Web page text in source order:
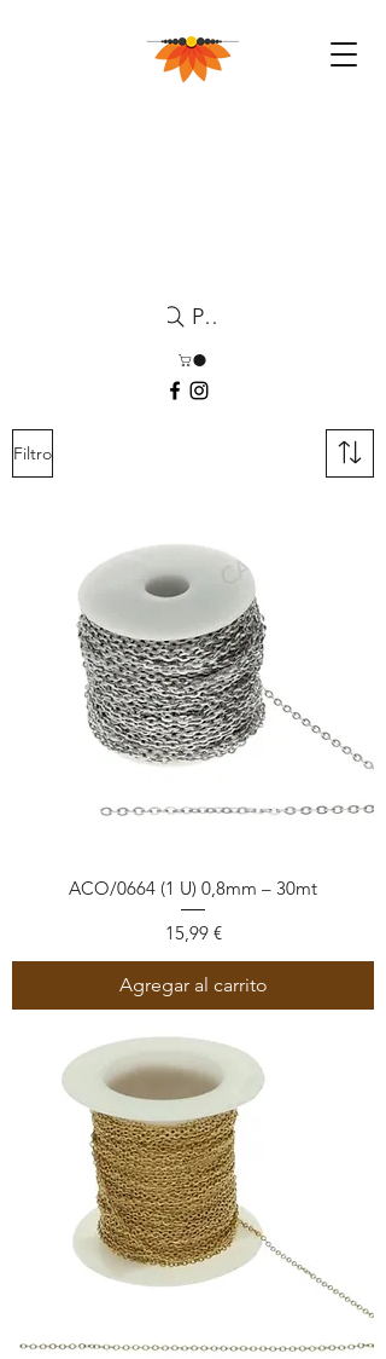
Pesquisa
Filtro
ACO/0664 (1 U) 0,8mm – 30mt
Precio
15,99 €
Agregar al carrito